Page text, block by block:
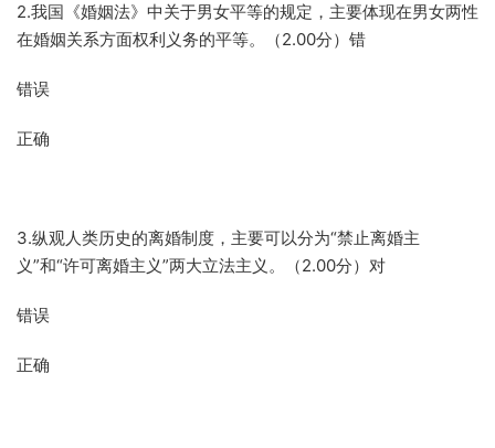
2.我国《婚姻法》中关于男女平等的规定，主要体现在男女两性
在婚姻关系方面权利义务的平等。（2.00分）错
错误
正确
3.纵观人类历史的离婚制度，主要可以分为“禁止离婚主
义”和“许可离婚主义”两大立法主义。（2.00分）对
错误
正确